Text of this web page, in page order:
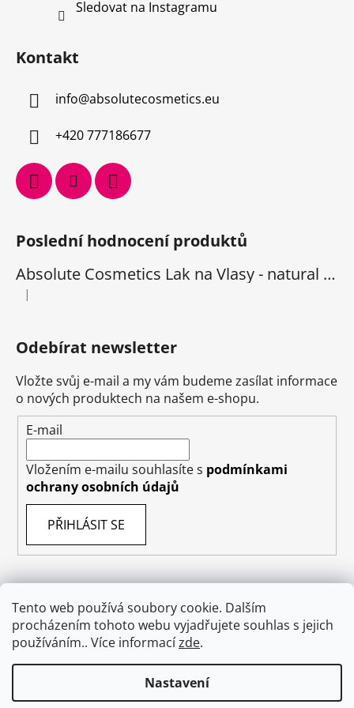
Tento web používá soubory cookie. Dalším
procházením tohoto webu vyjadřujete souhlas s jejich
používáním.. Více informacízde.
Nastavení
Sledovat na Instagramu
Kontakt
info@absolutecosmetics.eu
+420 777186677
Poslední hodnocení produktů
Absolute Cosmetics Lak na Vlasy - natural 1000 ml
Hodnocení produktu je 5 z 5 hvězdiček.
|
Odebírat newsletter
Vložte svůj e-mail a my vám budeme zasílat informace
o nových produktech na našem e-shopu.
E-mail
Vložením e-mailu souhlasíte s podmínkami
ochrany osobních údajů
PŘIHLÁSIT SE
Obchodní podmínky Doprava Napište nám
Ochrana osobních údajů GDPR
Odstoupení od smlouvy